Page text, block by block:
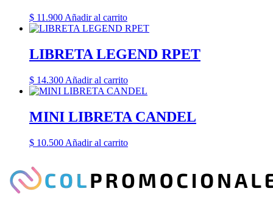
$ 11.900 Añadir al carrito
LIBRETA LEGEND RPET
$ 14.300 Añadir al carrito
MINI LIBRETA CANDEL
$ 10.500 Añadir al carrito